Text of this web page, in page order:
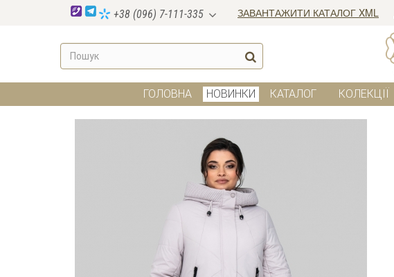
+38 (096) 7-111-335 ЗАВАНТАЖИТИ КАТАЛОГ XML
ГОЛОВНА НОВИНКИ КАТАЛОГ КОЛЕКЦІЇ